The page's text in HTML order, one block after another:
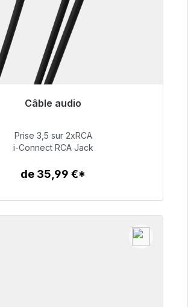
Câble audio
51,99 €
Prise 3,5 sur 2xRCA
i-Connect RCA Jack
de 35,99 €*